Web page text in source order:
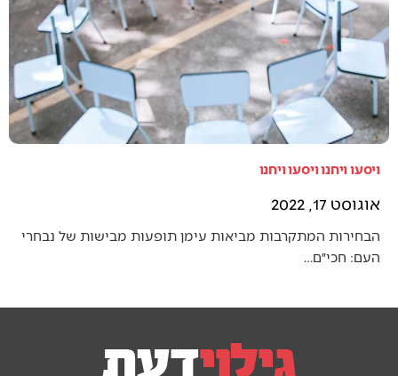
ויסעו ויחנו ויסעו ויחנו
אוגוסט 17, 2022
הבחירות המתקרבות מביאות עימן תופעות מבישות של נבחרי
העם: חכי״ם…